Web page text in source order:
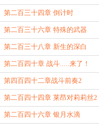
第二百三十四章 倒计时
第二百三十六章 特殊的武器
第二百三十八章 新生的深白
第二百四十章 战斗.....来了！
第四百四十二章战斗前奏2
第二百四十四章 莱昂对莉莉丝2
第二百四十六章 银月水滴